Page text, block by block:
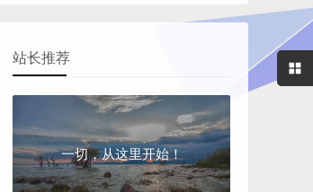
站长推荐
一切，从这里开始！